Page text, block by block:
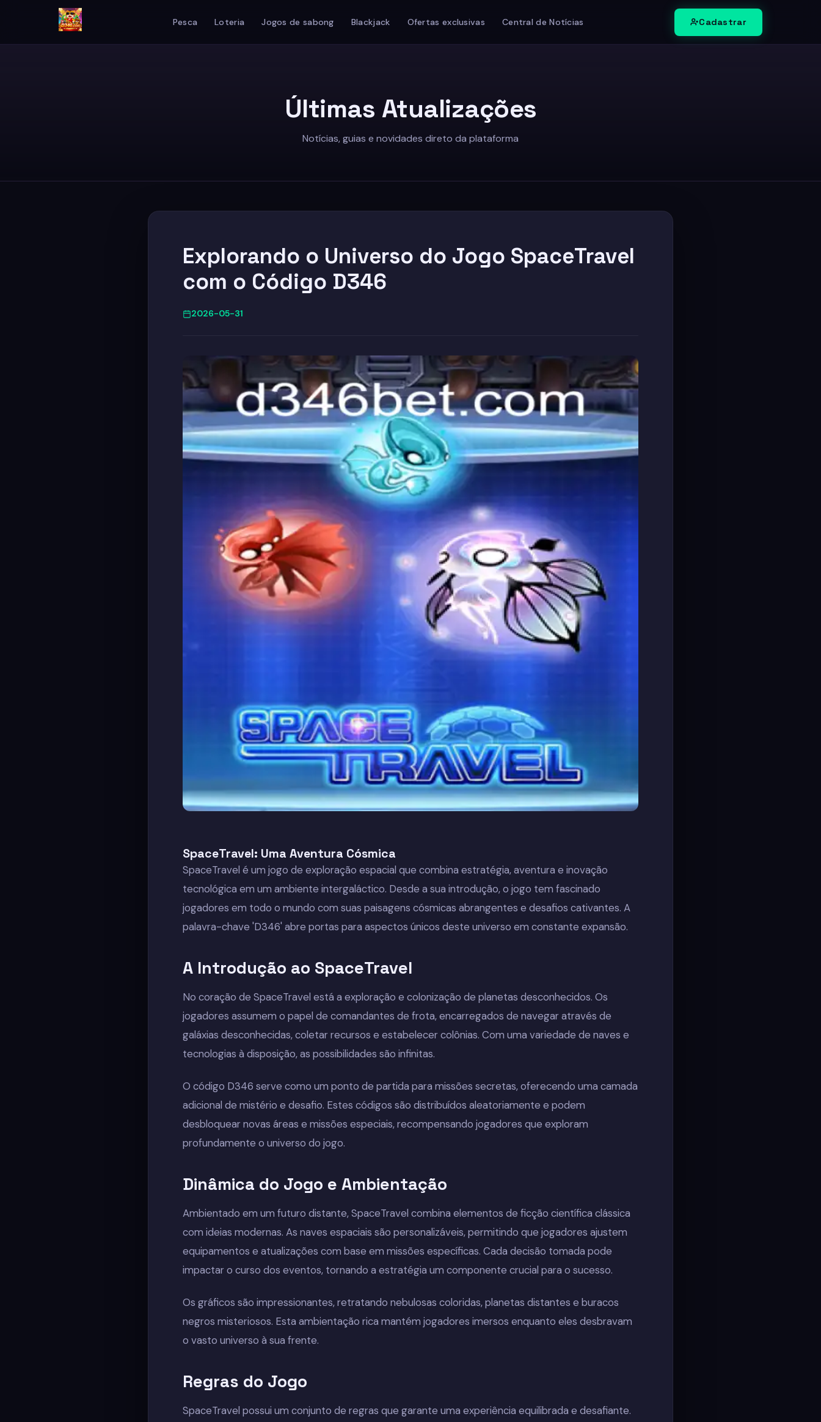
Pesca Loteria Jogos de sabong Blackjack Ofertas exclusivas Central de Notícias Cadastrar
Últimas Atualizações
Notícias, guias e novidades direto da plataforma
Explorando o Universo do Jogo SpaceTravel
com o Código D346
2026-05-31
SpaceTravel: Uma Aventura Cósmica
SpaceTravel é um jogo de exploração espacial que combina estratégia, aventura e inovação
tecnológica em um ambiente intergaláctico. Desde a sua introdução, o jogo tem fascinado
jogadores em todo o mundo com suas paisagens cósmicas abrangentes e desafios cativantes. A
palavra-chave 'D346' abre portas para aspectos únicos deste universo em constante expansão.
A Introdução ao SpaceTravel
No coração de SpaceTravel está a exploração e colonização de planetas desconhecidos. Os
jogadores assumem o papel de comandantes de frota, encarregados de navegar através de
galáxias desconhecidas, coletar recursos e estabelecer colônias. Com uma variedade de naves e
tecnologias à disposição, as possibilidades são infinitas.
O código D346 serve como um ponto de partida para missões secretas, oferecendo uma camada
adicional de mistério e desafio. Estes códigos são distribuídos aleatoriamente e podem
desbloquear novas áreas e missões especiais, recompensando jogadores que exploram
profundamente o universo do jogo.
Dinâmica do Jogo e Ambientação
Ambientado em um futuro distante, SpaceTravel combina elementos de ficção científica clássica
com ideias modernas. As naves espaciais são personalizáveis, permitindo que jogadores ajustem
equipamentos e atualizações com base em missões específicas. Cada decisão tomada pode
impactar o curso dos eventos, tornando a estratégia um componente crucial para o sucesso.
Os gráficos são impressionantes, retratando nebulosas coloridas, planetas distantes e buracos
negros misteriosos. Esta ambientação rica mantém jogadores imersos enquanto eles desbravam
o vasto universo à sua frente.
Regras do Jogo
SpaceTravel possui um conjunto de regras que garante uma experiência equilibrada e desafiante.